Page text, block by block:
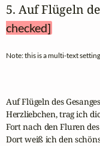
5. Auf Flügeln
checked]
Note: this is a multi-text setting
Auf Flügeln des
Herzliebchen, trag ich
Fort nach den Fluren des
Dort weiß ich den